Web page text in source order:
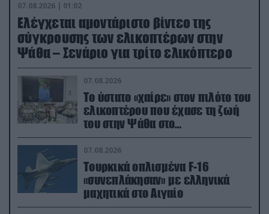
07.08.2026 | 01:02
Ελέγχεται αμοντάριστο βίντεο της
σύγκρουσης των ελικοπτέρων στην
Ψάθα – Σενάριο για τρίτο ελικόπτερο
07.08.2026
Το ύστατο «χαίρε» στον πιλότο του
ελικοπτέρου που έχασε τη ζωή
του στην Ψάθα στο
αποτεφρωτήριο Ριτσώνας
07.08.2026
Τουρκικά οπλισμένα F-16
«συνεπλάκησαν» με ελληνικά
μαχητικά στο Αιγαίο